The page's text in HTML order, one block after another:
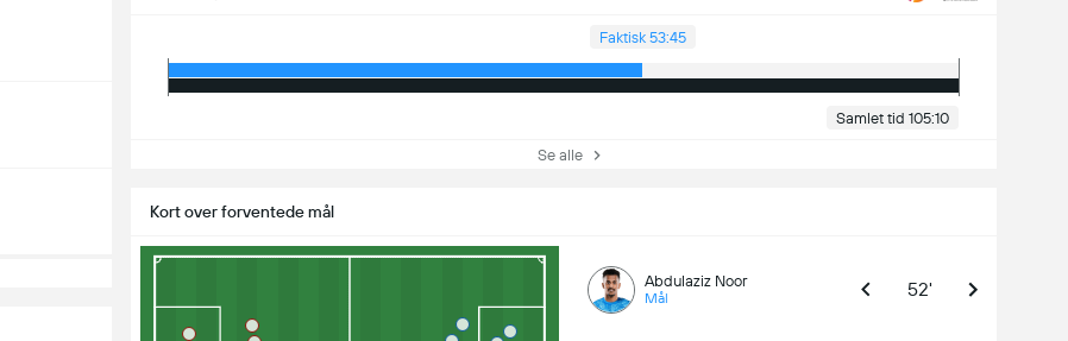
Faktisk 53:45
Samlet tid 105:10
Se alle
Kort over forventede mål
Abdulaziz Noor
Mål 52'